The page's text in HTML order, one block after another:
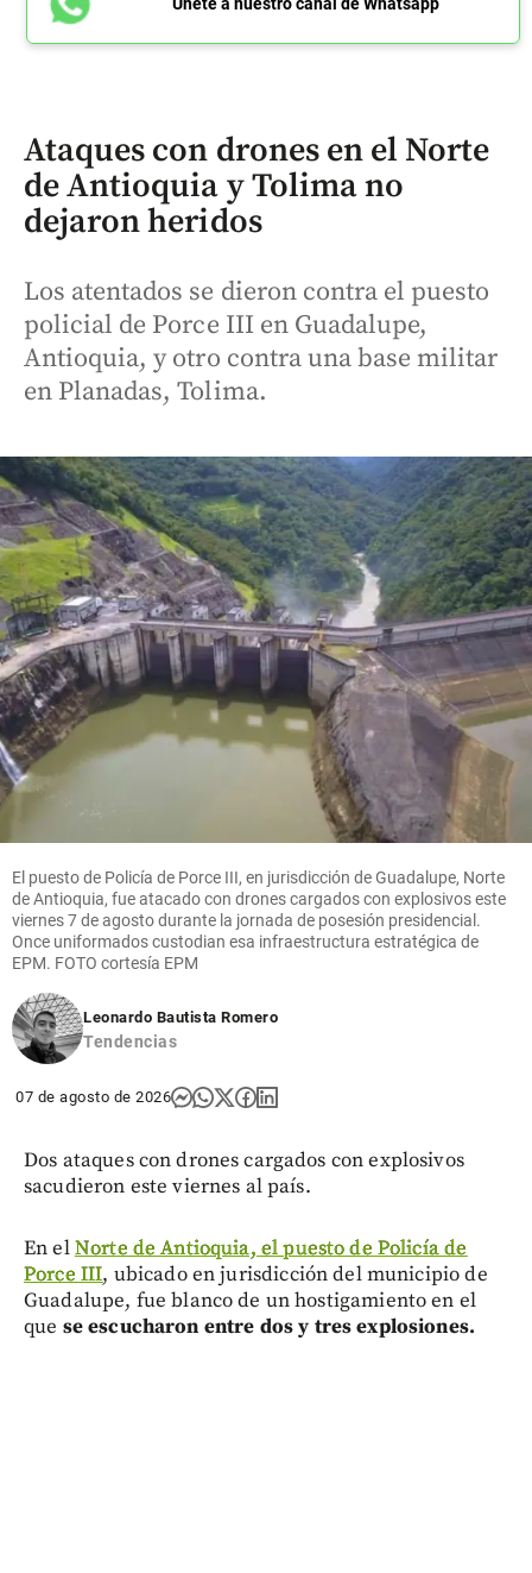
Únete a nuestro canal de Whatsapp
Ataques con drones en el Norte
de Antioquia y Tolima no
dejaron heridos
Los atentados se dieron contra el puesto
policial de Porce III en Guadalupe,
Antioquia, y otro contra una base militar
en Planadas, Tolima.
El puesto de Policía de Porce III, en jurisdicción de Guadalupe, Norte
de Antioquia, fue atacado con drones cargados con explosivos este
viernes 7 de agosto durante la jornada de posesión presidencial.
Once uniformados custodian esa infraestructura estratégica de
EPM. FOTO cortesía EPM
Leonardo Bautista Romero
Tendencias
07 de agosto de 2026
Dos ataques con drones cargados con explosivos
sacudieron este viernes al país.
En elNorte de Antioquia, el puesto de Policía de
Porce III, ubicado en jurisdicción del municipio de
Guadalupe, fue blanco de un hostigamiento en el
que se escucharon entre dos y tres explosiones.